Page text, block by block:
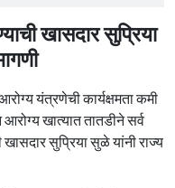
खासदार सुप्रिया
यंत्रणेची कार्यक्षमता कमी
खात्यात तातडीने सर्व
खासदार सुप्रिया सुळे यांनी राज्य